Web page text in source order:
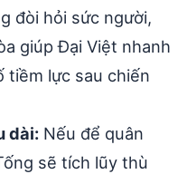
đòi hỏi sức người,
giúp Đại Việt nhanh
tiềm lực sau chiến
dài: Nếu để quân
sẽ tích lũy thù